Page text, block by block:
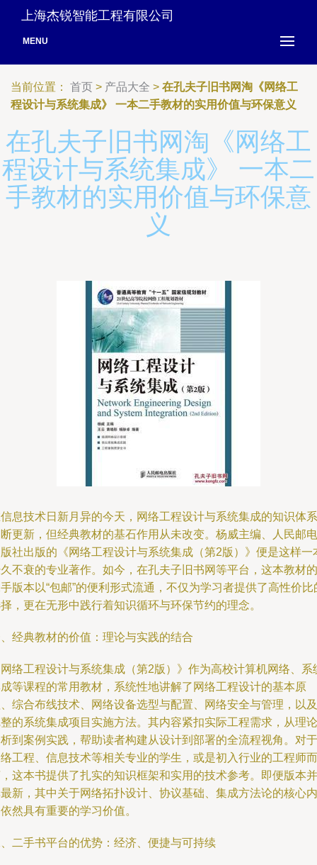
上海杰锐智能工程有限公司
MENU
当前位置： 首页 > 产品大全 > 在孔夫子旧书网淘《网络工
程设计与系统集成》 一本二手教材的实用价值与环保意义
在孔夫子旧书网淘《网络工
程设计与系统集成》 一本二
手教材的实用价值与环保意
义
息技术日新月异的今天，网络工程设计与系统集成的知识体系
更新，但经典教材的基石作用从未改变。杨威主编、人民邮电
社出版的《网络工程设计与系统集成（第2版）》便是这样一
不衰的专业著作。如今，在孔夫子旧书网等平台，这本教材的
版本以“包邮”的便利形式流通，不仅为学习者提供了高性价比
，更在无形中践行着知识循环与环保节约的理念。
经典教材的价值：理论与实践的结合
络工程设计与系统集成（第2版）》作为高校计算机网络、系
等课程的常用教材，系统性地讲解了网络工程设计的基本原
综合布线技术、网络设备选型与配置、网络安全与管理，以及
的系统集成项目实施方法。其内容紧扣实际工程需求，从理论
到案例实践，帮助读者构建从设计到部署的全流程视角。对于
工程、信息技术等相关专业的学生，或是初入行业的工程师而
这本书提供了扎实的知识框架和实用的技术参考。即便版本并
新，其中关于网络拓扑设计、协议基础、集成方法论的核心内
然具有重要的学习价值。
二手书平台的优势：经济、便捷与可持续